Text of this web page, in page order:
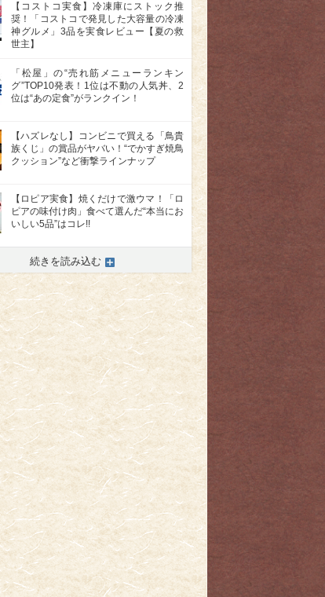
【コストコ実食】冷凍庫にストック推
奨！「コストコで発見した大容量の冷凍
神グルメ」3品を実食レビュー【夏の救
世主】
「松屋」の“売れ筋メニューランキン
グ”TOP10発表！1位は不動の人気丼、2
位は“あの定食”がランクイン！
【ハズレなし】コンビニで買える「鳥貴
族くじ」の賞品がヤバい！“でかすぎ焼鳥
クッション”など衝撃ラインナップ
【ロピア実食】焼くだけで激ウマ！「ロ
ピアの味付け肉」食べて選んだ“本当にお
いしい5品”はコレ!!
続きを読み込む